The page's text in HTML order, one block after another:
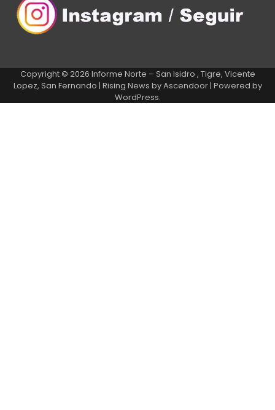
Copyright © 2026 Informe Norte – San Isidro , Tigre, Vicente
Lopez, San Fernando | Rising News byAscendoor| Powered by
WordPress.